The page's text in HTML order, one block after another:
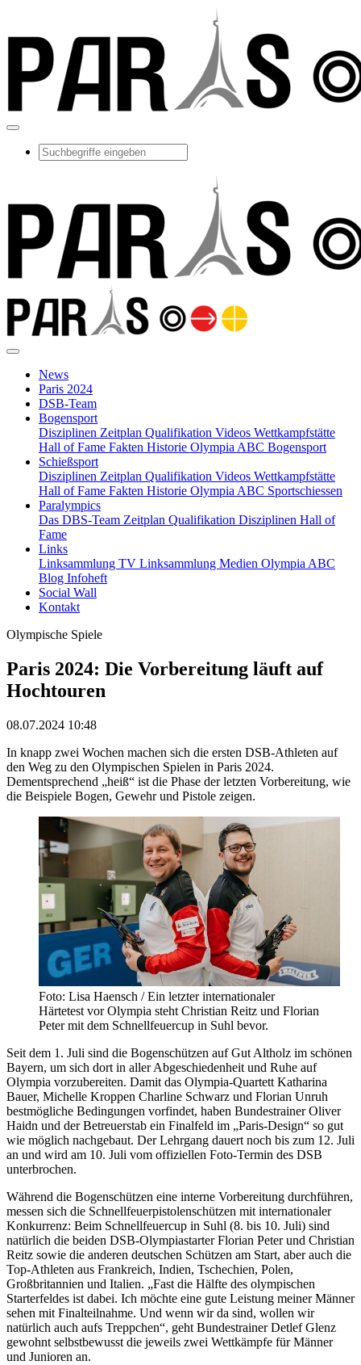
News
Paris 2024
DSB-Team
Bogensport
Disziplinen Zeitplan Qualifikation Videos Wettkampfstätte
Hall of Fame Fakten Historie Olympia ABC Bogensport
Schießsport
Disziplinen Zeitplan Qualifikation Videos Wettkampfstätte
Hall of Fame Fakten Historie Olympia ABC Sportschiessen
Paralympics
Das DBS-Team Zeitplan Qualifikation Disziplinen Hall of
Fame
Links
Linksammlung TV Linksammlung Medien Olympia ABC
Blog Infoheft
Social Wall
Kontakt
Olympische Spiele
Paris 2024: Die Vorbereitung läuft auf
Hochtouren
08.07.2024 10:48
In knapp zwei Wochen machen sich die ersten DSB-Athleten auf
den Weg zu den Olympischen Spielen in Paris 2024.
Dementsprechend „heiß“ ist die Phase der letzten Vorbereitung, wie
die Beispiele Bogen, Gewehr und Pistole zeigen.
Foto: Lisa Haensch / Ein letzter internationaler
Härtetest vor Olympia steht Christian Reitz und Florian
Peter mit dem Schnellfeuercup in Suhl bevor.
Seit dem 1. Juli sind die Bogenschützen auf Gut Altholz im schönen
Bayern, um sich dort in aller Abgeschiedenheit und Ruhe auf
Olympia vorzubereiten. Damit das Olympia-Quartett Katharina
Bauer, Michelle Kroppen Charline Schwarz und Florian Unruh
bestmögliche Bedingungen vorfindet, haben Bundestrainer Oliver
Haidn und der Betreuerstab ein Finalfeld im „Paris-Design“ so gut
wie möglich nachgebaut. Der Lehrgang dauert noch bis zum 12. Juli
an und wird am 10. Juli vom offiziellen Foto-Termin des DSB
unterbrochen.
Während die Bogenschützen eine interne Vorbereitung durchführen,
messen sich die Schnellfeuerpistolenschützen mit internationaler
Konkurrenz: Beim Schnellfeuercup in Suhl (8. bis 10. Juli) sind
natürlich die beiden DSB-Olympiastarter Florian Peter und Christian
Reitz sowie die anderen deutschen Schützen am Start, aber auch die
Top-Athleten aus Frankreich, Indien, Tschechien, Polen,
Großbritannien und Italien. „Fast die Hälfte des olympischen
Starterfeldes ist dabei. Ich möchte eine gute Leistung meiner Männer
sehen mit Finalteilnahme. Und wenn wir da sind, wollen wir
natürlich auch aufs Treppchen“, geht Bundestrainer Detlef Glenz
gewohnt selbstbewusst die jeweils zwei Wettkämpfe für Männer
und Junioren an.